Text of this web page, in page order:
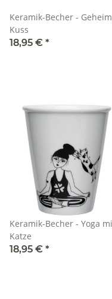
Keramik-Becher -
Kuss
18,95 € *
Keramik-Becher - Yoga mit
Katze
18,95 € *